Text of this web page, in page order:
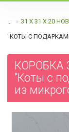
... 31 Х 31 Х 20
"КОТЫ С
КОРОБКА
"Коты с
из